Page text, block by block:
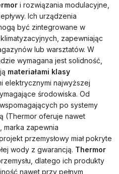
i rozwiązania modulacyjne,
Ich urządzenia
być zintegrowane w
zapewniając
lub warsztatów. W
wymagana jest solidność,
materiałami klasy
elektrycznymi najwyższej
środowiska. Od
po systemy
(Thermor oferuje nawet
marka zapewnia
przemysłowy miał pokryte
wody z gwarancją. Thermor
dlatego ich produkty
nawet przy pełnym